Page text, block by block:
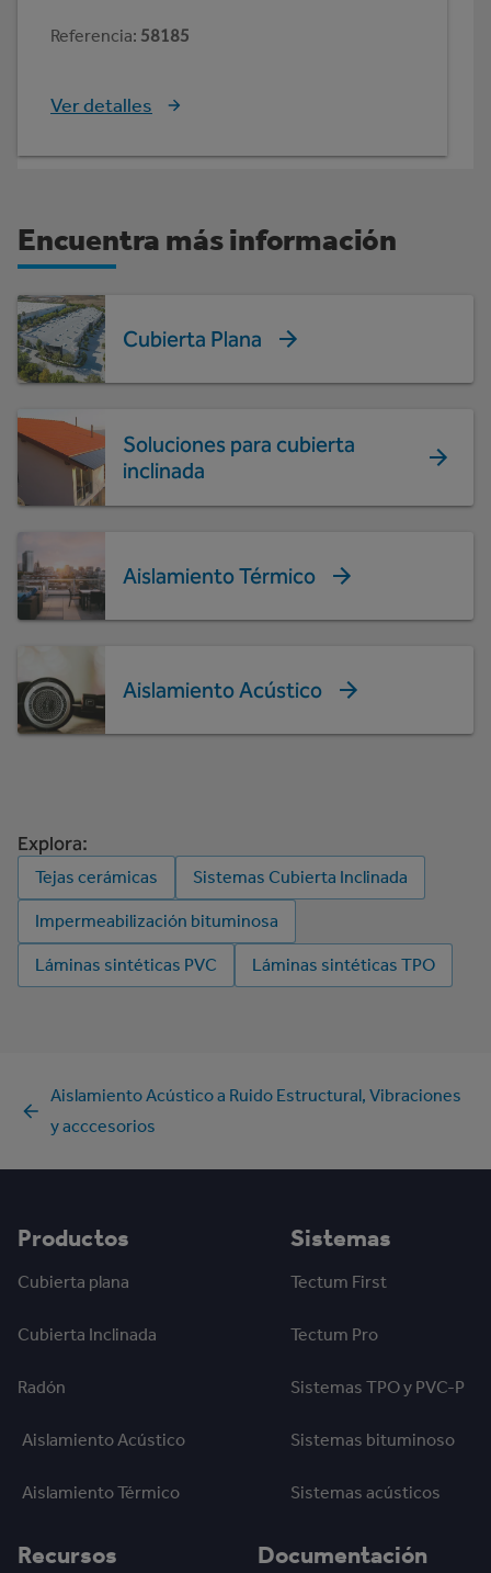
Referencia: 58185
Ver detalles
Encuentra más información
Cubierta Plana
Soluciones para cubierta
inclinada
Aislamiento Térmico
Aislamiento Acústico
Explora:
Tejas cerámicas Sistemas Cubierta Inclinada
Impermeabilización bituminosa
Láminas sintéticas PVC Láminas sintéticas TPO
Aislamiento Acústico a Ruido Estructural, Vibraciones
y acccesorios
Productos
Cubierta plana
Cubierta Inclinada
Radón
Aislamiento Acústico
Aislamiento Térmico
Sistemas
Tectum First
Tectum Pro
Sistemas TPO y PVC-P
Sistemas bituminoso
Sistemas acústicos
Recursos Documentación